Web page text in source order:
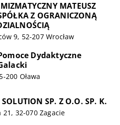
MATEUSZ
Z OGRANICZONĄ
9, 52-207 Wrocław
Dydaktyczne
200 Oława
SP. Z O.O. SP. K.
21, 32-070 Zagacie